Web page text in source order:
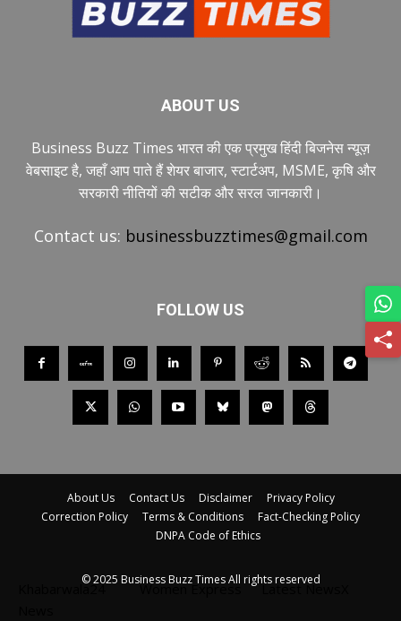
ABOUT US
Business Buzz Times भारत की एक प्रमुख हिंदी बिजनेस न्यूज़
वेबसाइट है, जहाँ आप पाते हैं शेयर बाजार, स्टार्टअप, MSME, कृषि और
सरकारी नीतियों की सटीक और सरल जानकारी।
Contact us: businessbuzztimes@gmail.com
FOLLOW US
About Us Contact Us Disclaimer
Privacy Policy
Correction Policy
Terms & Conditions
Fact-Checking Policy
DNPA Code of Ethics
© 2025 Business Buzz Times All rights reserved
Khabarwala24
Women Express Latest NewsX